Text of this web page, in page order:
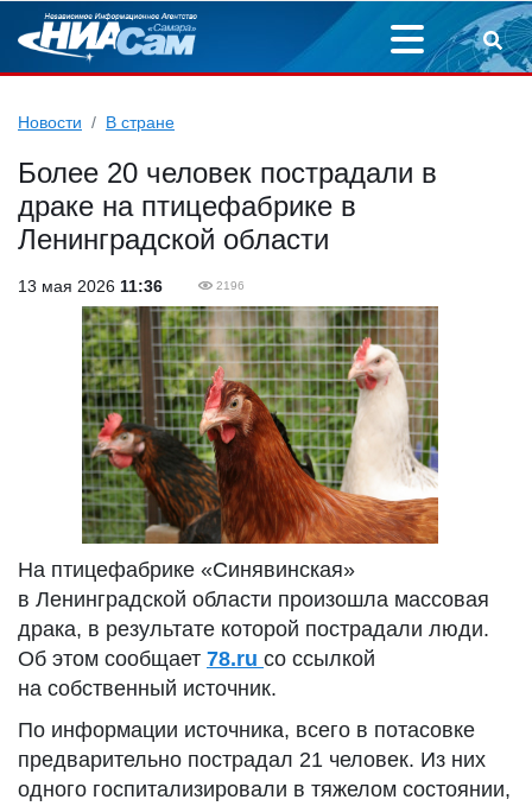
Новости В стране
Более 20 человек пострадали в
драке на птицефабрике в
Ленинградской области
13 мая 2026 11:36 2196
На птицефабрике «Синявинская»
в Ленинградской области произошла массовая
драка, в результате которой пострадали люди.
Об этом сообщает 78.ru со ссылкой
на собственный источник.
По информации источника, всего в потасовке
предварительно пострадал 21 человек. Из них
одного госпитализировали в тяжелом состоянии,